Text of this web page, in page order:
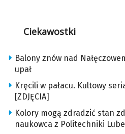
Ciekawostki
Balony znów nad
upał
Kręcili w pałacu. Kultowy
[ZDJĘCIA]
Kolory mogą zdradzić stan
naukowca z Politechniki